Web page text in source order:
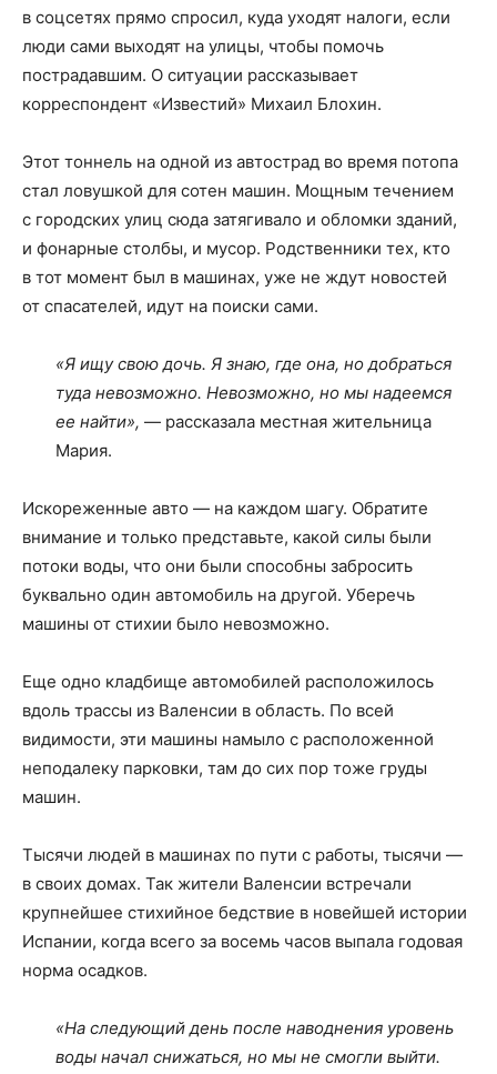
в соцсетях прямо спросил, куда уходят налоги, если
люди сами выходят на улицы, чтобы помочь
пострадавшим. О ситуации рассказывает
корреспондент «Известий» Михаил Блохин.
Этот тоннель на одной из автострад во время потопа
стал ловушкой для сотен машин. Мощным течением
с городских улиц сюда затягивало и обломки зданий,
и фонарные столбы, и мусор. Родственники тех, кто
в тот момент был в машинах, уже не ждут новостей
от спасателей, идут на поиски сами.
«Я ищу свою дочь. Я знаю, где она, но добраться
туда невозможно. Невозможно, но мы надеемся
ее найти», — рассказала местная жительница
Мария.
Искореженные авто — на каждом шагу. Обратите
внимание и только представьте, какой силы были
потоки воды, что они были способны забросить
буквально один автомобиль на другой. Уберечь
машины от стихии было невозможно.
Еще одно кладбище автомобилей расположилось
вдоль трассы из Валенсии в область. По всей
видимости, эти машины намыло с расположенной
неподалеку парковки, там до сих пор тоже груды
машин.
Тысячи людей в машинах по пути с работы, тысячи —
в своих домах. Так жители Валенсии встречали
крупнейшее стихийное бедствие в новейшей истории
Испании, когда всего за восемь часов выпала годовая
норма осадков.
«На следующий день после наводнения уровень
воды начал снижаться, но мы не смогли выйти.